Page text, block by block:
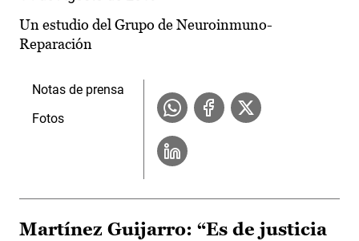
Un estudio del Grupo de Neuroinmuno-
Reparación
Notas de prensa
Fotos
Martínez Guijarro: “Es de justicia